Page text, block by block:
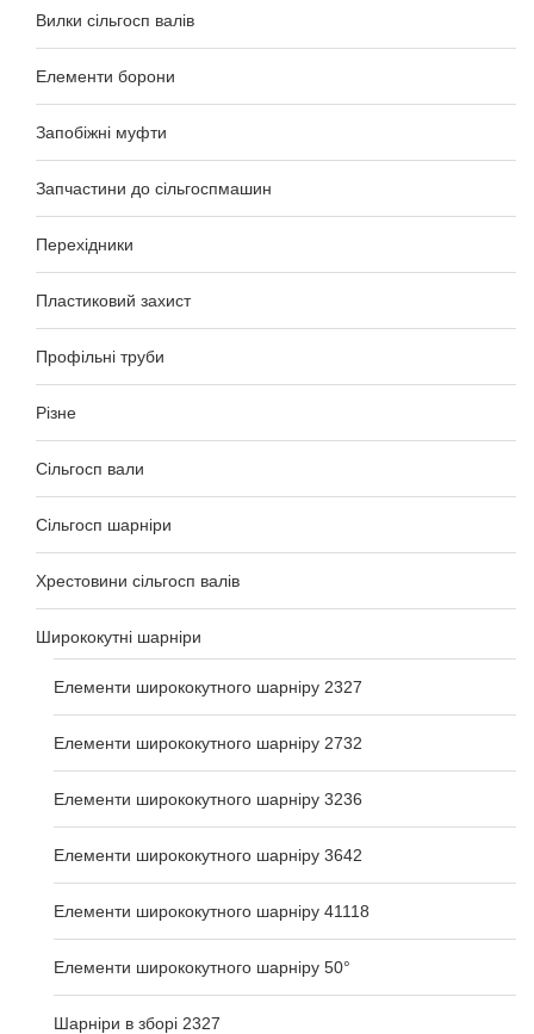
Вилки сільгосп валів
Елементи борони
Запобіжні муфти
Запчастини до сільгоспмашин
Перехідники
Пластиковий захист
Профільні труби
Різне
Сільгосп вали
Сільгосп шарніри
Хрестовини сільгосп валів
Ширококутні шарніри
Елементи ширококутного шарніру 2327
Елементи ширококутного шарніру 2732
Елементи ширококутного шарніру 3236
Елементи ширококутного шарніру 3642
Елементи ширококутного шарніру 41118
Елементи ширококутного шарніру 50°
Шарніри в зборі 2327